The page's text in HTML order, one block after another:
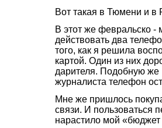
Вот такая в Тюмени и в
В этот же февральско -
действовать два
того, как я решила
картой. Один из них
дарителя. Подобную же
журналиста телефон
Мне же пришлось
связи. И пользоваться
нарастило мой